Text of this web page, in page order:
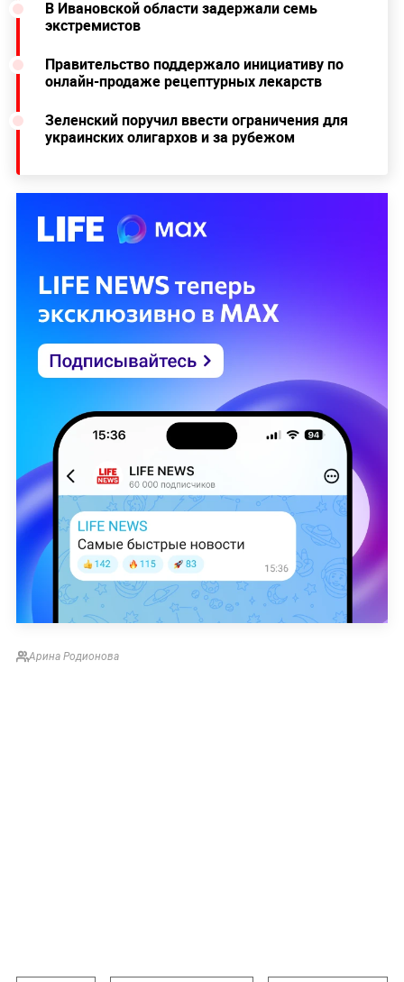
В Ивановской области задержали семь
экстремистов
Правительство поддержало инициативу по
онлайн-продаже рецептурных лекарств
Зеленский поручил ввести ограничения для
украинских олигархов и за рубежом
Арина Родионова